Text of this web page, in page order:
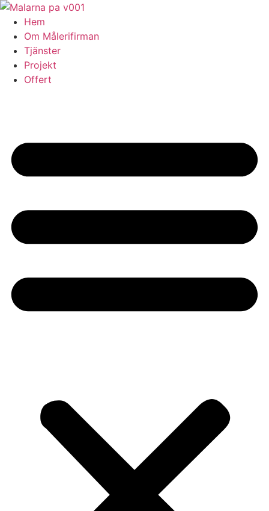
Skip
content
Hem
Om Målerifirman
Tjänster
Projekt
Offert